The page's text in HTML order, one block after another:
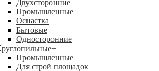
Двухсторонние
Промышленные
Оснастка
Бытовые
Односторонние
+
Промышленные
Для строй площадок